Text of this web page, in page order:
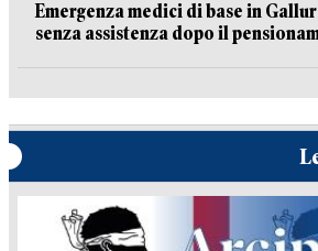
Emergenza medici di base in
senza assistenza dopo il